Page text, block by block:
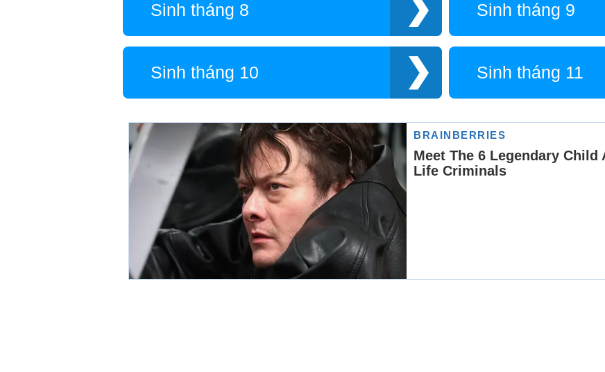
Sinh tháng 8 Sinh tháng 9
Sinh tháng 10 Sinh tháng 11